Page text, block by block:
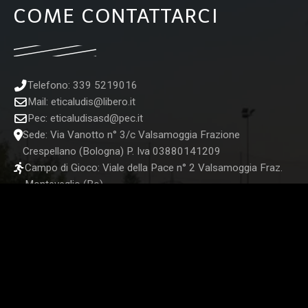
COME CONTATTARCI
Telefono: 339 5219016
Mail: eticaludis@libero.it
Pec: eticaludisasd@pec.it
Sede: Via Vanotto n° 3/c Valsamoggia Frazione
Crespellano (Bologna) P. Iva 03880141209
Campo di Gioco: Viale della Pace n° 2 Valsamoggia Fraz.
Monteveglio (Bo)